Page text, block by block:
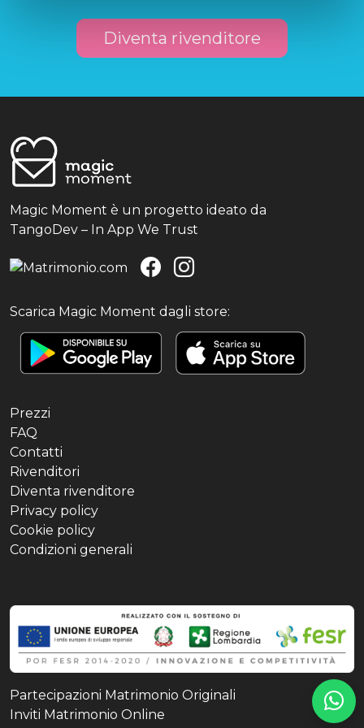
Diventa rivenditore
Magic Moment è un progetto ideato da
TangoDev – In App We Trust
Scarica Magic Moment dagli store:
Prezzi
FAQ
Contatti
Rivenditori
Diventa rivenditore
Privacy policy
Cookie policy
Condizioni generali
Partecipazioni Matrimonio Originali
Inviti Matrimonio Online